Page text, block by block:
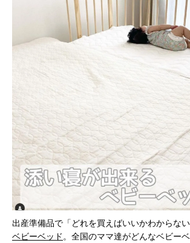
出産準備品で「どれを買えばいいかわからな
ベビーベッド。全国のママ達がどんなベビー